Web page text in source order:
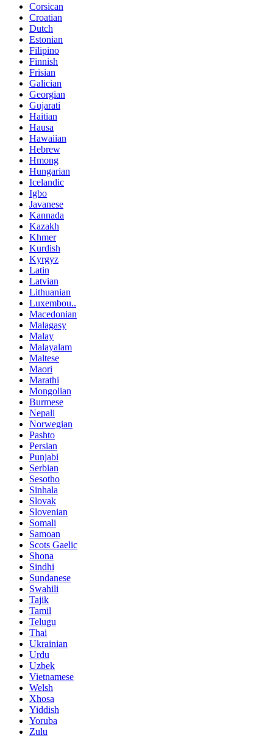
Corsican
Croatian
Dutch
Estonian
Filipino
Finnish
Frisian
Galician
Georgian
Gujarati
Haitian
Hausa
Hawaiian
Hebrew
Hmong
Hungarian
Icelandic
Igbo
Javanese
Kannada
Kazakh
Khmer
Kurdish
Kyrgyz
Latin
Latvian
Lithuanian
Luxembou..
Macedonian
Malagasy
Malay
Malayalam
Maltese
Maori
Marathi
Mongolian
Burmese
Nepali
Norwegian
Pashto
Persian
Punjabi
Serbian
Sesotho
Sinhala
Slovak
Slovenian
Somali
Samoan
Scots Gaelic
Shona
Sindhi
Sundanese
Swahili
Tajik
Tamil
Telugu
Thai
Ukrainian
Urdu
Uzbek
Vietnamese
Welsh
Xhosa
Yiddish
Yoruba
Zulu